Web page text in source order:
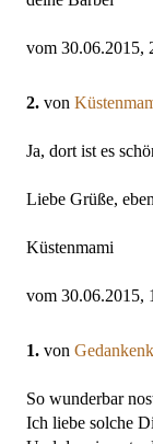
vom 30.06.2015,
2. von
Ja, dort ist es
Liebe Grüße,
Küstenmami
vom 30.06.2015,
1. von
So wunderbar
Ich liebe solche